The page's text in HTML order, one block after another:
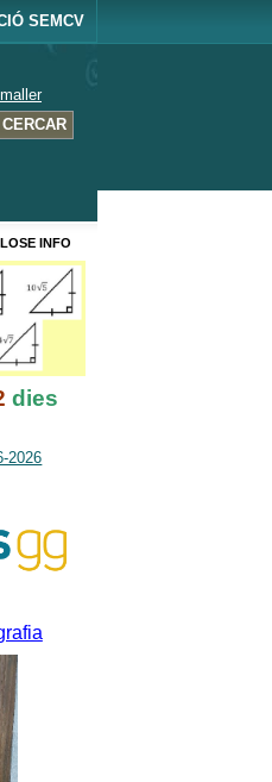
SEMCV
CERCAR
INFO
dies
2026